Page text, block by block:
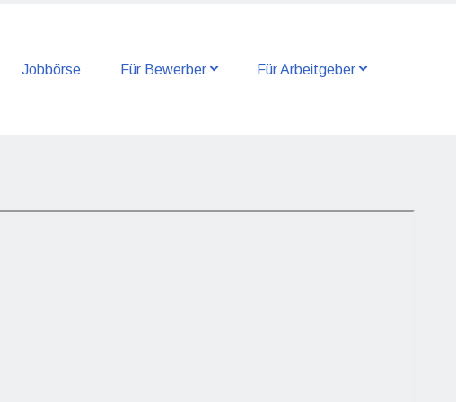
Jobbörse Für Bewerber Für Arbeitgeber